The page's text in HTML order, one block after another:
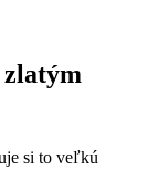
zlatým
si to veľkú